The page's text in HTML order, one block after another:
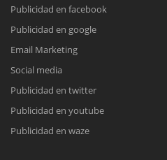
Meet para la
Chat
Todos nuestros ejecutivos están
Publicidad en facebook
Publicidad en google
Email Marketing
Social media
Publicidad en twitter
Publicidad en youtube
Publicidad en waze